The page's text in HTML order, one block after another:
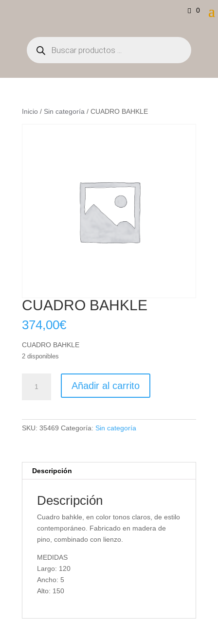
0
Búsqueda
de
productos
Inicio/ Sin categoría / CUADRO BAHKLE
CUADRO BAHKLE
374,00€
CUADRO BAHKLE
2 disponibles
BAHKLE
Añadir al carrito
SKU: 35469 Categoría: Sin categoría
Descripción
Descripción
Cuadro bahkle, en color tonos claros, de estilo
contemporáneo. Fabricado en madera de
pino, combinado con lienzo.
MEDIDAS
Largo: 120
Ancho: 5
Alto: 150